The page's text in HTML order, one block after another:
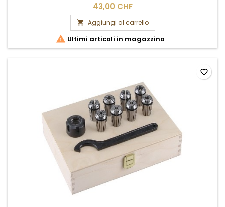
43,00 CHF
 Aggiungi al carrello
 Ultimi articoli in magazzino
favorite_border